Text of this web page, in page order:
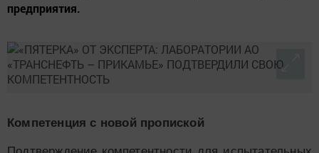
предприятия.
Компетенция с новой пропиской